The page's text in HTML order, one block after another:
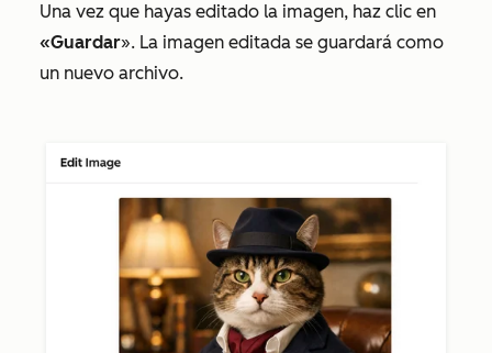
Una vez que hayas editado la imagen, haz clic en
«Guardar». La imagen editada se guardará como
un nuevo archivo.